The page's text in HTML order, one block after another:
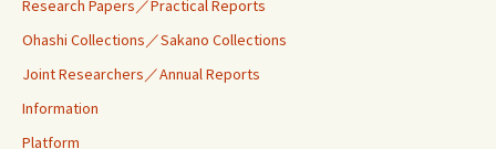
Research Papers／Practical Reports
Ohashi Collections／Sakano Collections
Joint Researchers／Annual Reports
Information
Platform